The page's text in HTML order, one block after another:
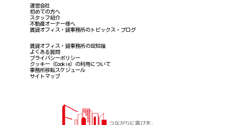
運営会社
初めての方へ
スタッフ紹介
不動産オーナー様へ
賃貸オフィス・貸事務所のトピックス・ブログ
賃貸オフィス・貸事務所の豆知識
よくある質問
プライバシーポリシー
クッキー（Cookie）の利用について
事務所移転スケジュール
サイトマップ